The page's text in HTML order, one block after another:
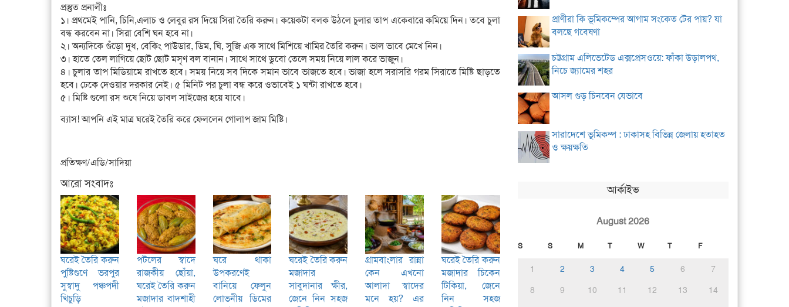
প্রস্তুত প্রনালীঃ
১। প্রথমেই পানি, চিনি,এলাচ ও লেবুর রস দিয়ে সিরা তৈরি করুন। কয়েকটা বলক উঠলে চুলার তাপ একেবারে কমিয়ে দিন। তবে চুলা
বন্ধ করবেন না। সিরা বেশি ঘন হবে না।
২। অন্যদিকে গুঁড়ো দুধ, বেকিং পাউডার, ডিম, ঘি, সুজি এক সাথে মিশিয়ে খামির তৈরি করুন। ভাল ভাবে মেখে নিন।
৩। হাতে তেল লাগিয়ে ছোট ছোট মসৃণ বল বানান। সাথে সাথে ডুবো তেলে সময় নিয়ে লাল করে ভাজুন।
৪। চুলার তাপ মিডিয়ামে রাখতে হবে। সময় নিয়ে সব দিকে সমান ভাবে ভাজতে হবে। ভাজা হলে সরাসরি গরম সিরাতে মিষ্টি ছাড়তে
হবে। ঢেকে দেওয়ার দরকার নেই। ৫ মিনিট পর চুলা বন্ধ করে ওভাবেই ১ ঘন্টা রাখতে হবে।
৫। মিষ্টি গুলো রস শুষে নিয়ে ডাবল সাইজের হয়ে যাবে।
ব্যাস! আপনি এই মাত্র ঘরেই তৈরি করে ফেললেন গোলাপ জাম মিষ্টি।
প্রতিক্ষণ/এডি/সাদিয়া
আরো সংবাদঃ
ঘরেই তৈরি করুন
পুষ্টিগুণে ভরপুর
সুস্বাদু পঞ্চপদী
খিচুড়ি
পটলের স্বাদে
রাজকীয় ছোঁয়া,
ঘরেই তৈরি করুন
মজাদার বাদশাহী
ঘরে থাকা
উপকরণেই
বানিয়ে ফেলুন
লোভনীয় ডিমের
ঘরেই তৈরি করুন
মজাদার
সাবুদানার ক্ষীর,
জেনে নিন সহজ
গ্রামবাংলার রান্না
কেন এখনো
আলাদা স্বাদের
মনে হয়? এর
ঘরেই তৈরি করুন
মজাদার চিকেন
টিকিয়া, জেনে
নিন সহজ
প্রাণীরা কি ভূমিকম্পের আগাম সংকেত টের পায়? যা
বলছে গবেষণা
চট্টগ্রাম এলিভেটেড এক্সপ্রেসওয়ে: ফাঁকা উড়ালপথ,
নিচে জ্যামের শহর
আসল গুড় চিনবেন যেভাবে
সারাদেশে ভূমিকম্প : ঢাকাসহ বিভিন্ন জেলায় হতাহত
ও ক্ষয়ক্ষতি
আর্কাইভ
August 2026
S S M T W T F
1 2 3 4 5 6
7
8
9 10 11 12 13
14